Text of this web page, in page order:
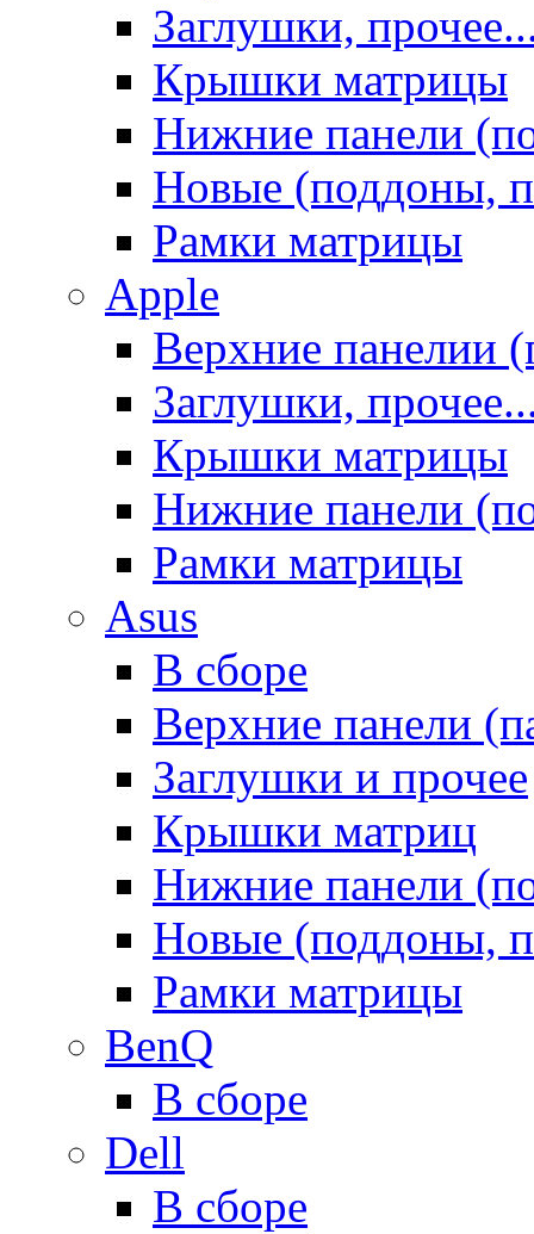
Заглушки,
Крышки матрицы
Нижние панели
Новые (поддоны,
Рамки матрицы
Apple
Верхние панелии
Заглушки,
Крышки матрицы
Нижние панели
Рамки матрицы
Asus
В сборе
Верхние панели
Заглушки и прочее
Крышки матриц
Нижние панели
Новые (поддоны,
Рамки матрицы
BenQ
В сборе
Dell
В сборе